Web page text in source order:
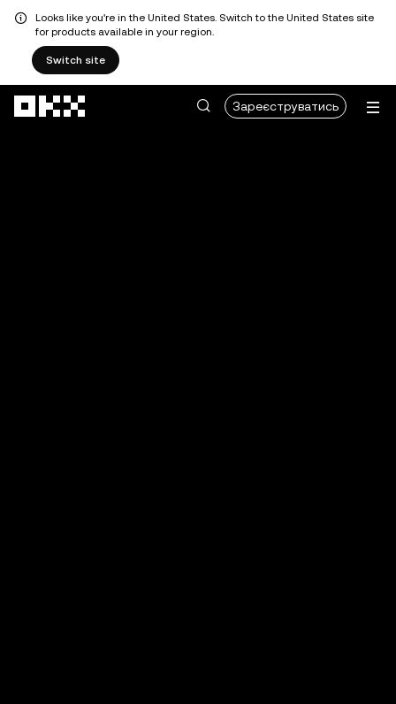
Looks like you're in the United States. Switch to the United States site
for products available in your region.
Switch site
Зареєструватись